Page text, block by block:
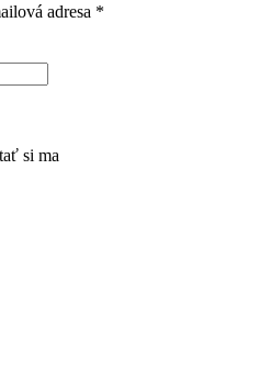
adresa *
si ma